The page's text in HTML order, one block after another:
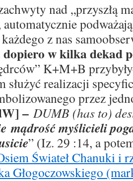
nad „przyszłą
automatycznie
z nas samo
dopiero w kilka dekad
K+M+B
służyć realizacji
przez
– DUMB (has to)
mądrość myślicieli
” (Iz. 29 :14, a
Świateł Chanuki i
Głogoczowskiego